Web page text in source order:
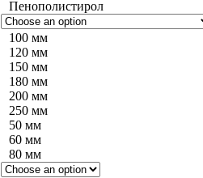
Пенополистирол
100 мм
120 мм
150 мм
180 мм
200 мм
250 мм
50 мм
60 мм
80 мм